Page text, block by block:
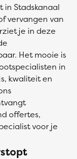
in Stadskanaal
vervangen van
je in deze
Het mooie is
in
kwaliteit en
offertes,
voor je